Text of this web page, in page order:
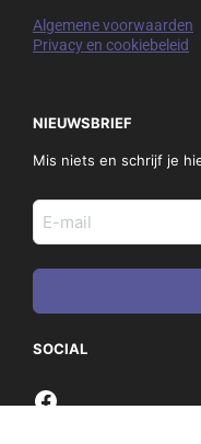
Algemene voorwaarden
Privacy en cookiebeleid
NIEUWSBRIEF
Mis niets en schrijf je
E-
mail
adres
(Vereist)
SOCIAL